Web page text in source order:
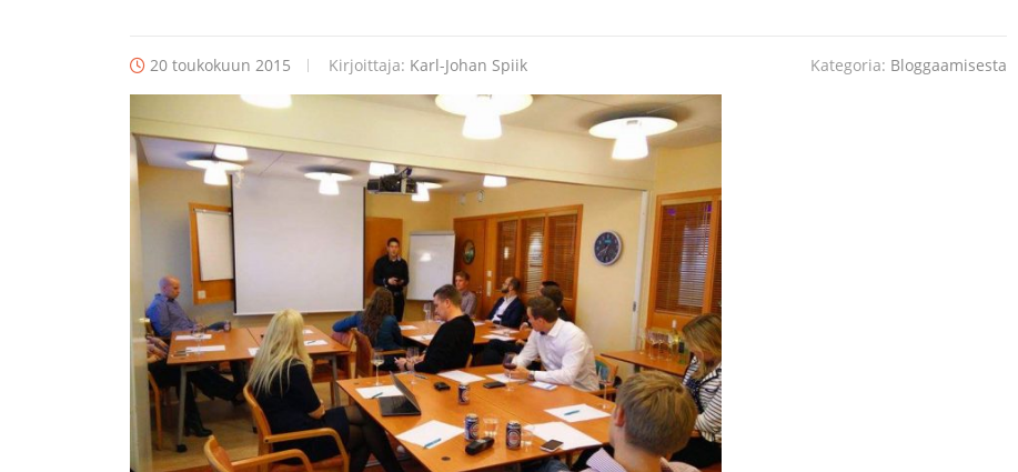
20 toukokuun 2015 Kirjoittaja: Karl-Johan Spiik Kategoria: Bloggaamisesta